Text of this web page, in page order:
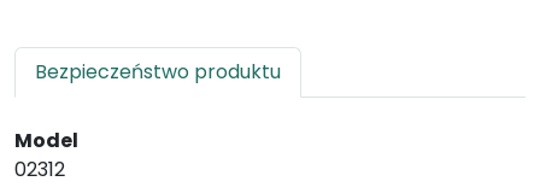
Bezpieczeństwo produktu
Model
02312